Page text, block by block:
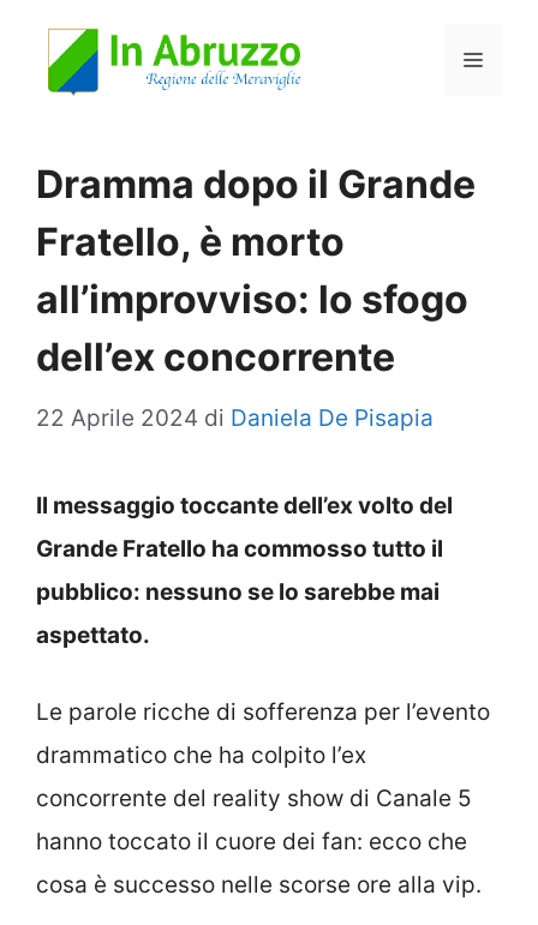
Menu
Dramma dopo il Grande
Fratello, è morto
all’improvviso: lo sfogo
dell’ex concorrente
22 Aprile 2024 di Daniela De Pisapia
Il messaggio toccante dell’ex volto del
Grande Fratello ha commosso tutto il
pubblico: nessuno se lo sarebbe mai
aspettato.
Le parole ricche di sofferenza per l’evento
drammatico che ha colpito l’ex
concorrente del reality show di Canale 5
hanno toccato il cuore dei fan: ecco che
cosa è successo nelle scorse ore alla vip.